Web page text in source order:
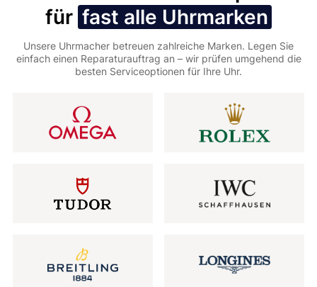
für fast alle Uhrmarken
Unsere Uhrmacher betreuen zahlreiche Marken. Legen Sie
einfach einen Reparaturauftrag an – wir prüfen umgehend die
besten Serviceoptionen für Ihre Uhr.